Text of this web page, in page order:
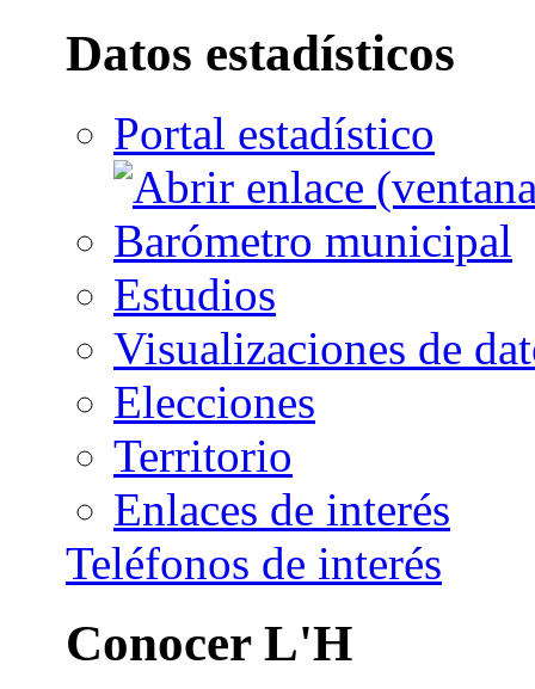
Datos estadísticos
Portal estadístico
Barómetro municipal
Estudios
Visualizaciones de
Elecciones
Territorio
Enlaces de interés
Teléfonos de interés
Conocer L'H